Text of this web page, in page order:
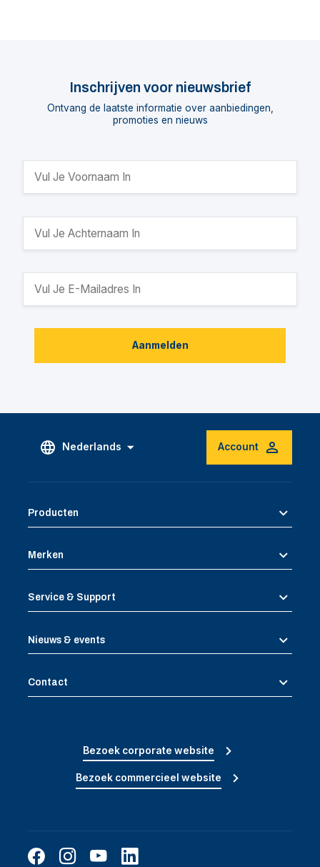
Inschrijven voor nieuwsbrief
Ontvang de laatste informatie over aanbiedingen,
promoties en nieuws
Aanmelden
Nederlands Account
Producten
Merken
Service & Support
Nieuws & events
Contact
Bezoek corporate website
Bezoek commercieel website